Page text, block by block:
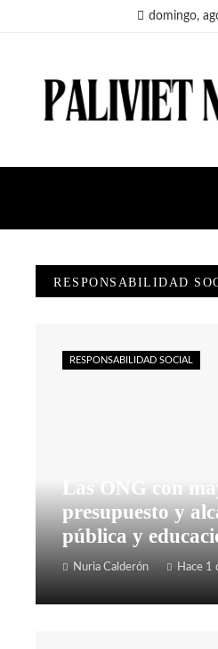
domingo,
RESPONSABILIDAD
Las ONG con
presupuesto y
pública y
Nuria Calderón Hace 1
RESPONSABILIDAD SOCIAL